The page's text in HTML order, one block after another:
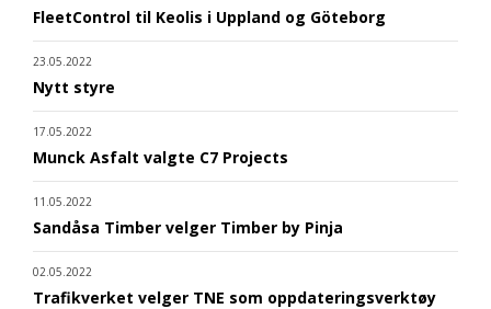
FleetControl til Keolis i Uppland og Göteborg
23.05.2022
Nytt styre
17.05.2022
Munck Asfalt valgte C7 Projects
11.05.2022
Sandåsa Timber velger Timber by Pinja
02.05.2022
Trafikverket velger TNE som oppdateringsverktøy